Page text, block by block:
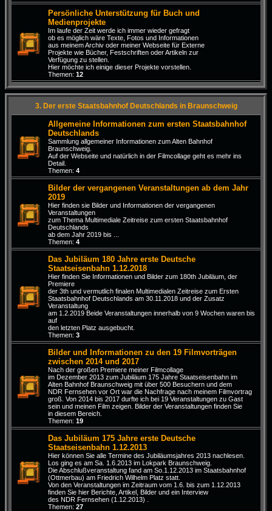
Persönliche Unterstützung für Buch und
Medienprojekte
Im laufe der Zeit werde ich immer wieder gefragt
ob es möglich wäre Texte, Fotos und Informationen
aus meinem Archiv oder meiner Webseite für Externe
Projekte wie Bücher, Festschriften oder Artikeln zur
Verfügung zu stellen.
Hier möchte ich einige dieser Projekte vorstellen.
Themen: 12
3. Der erste Staatsbahnhof Deutschlands in Braunschweig
Allgemeine Informationen zum ersten Staatsbahnhof
Deutschlands
Sammlung allgemeiner Informationen zum Alten Bahnhof
Braunschweig.
Auf der Webseite und natürlich in der Filmcollage geht es mehr ins
Detail.
Themen: 4
Bilder der vergangenen Veranstaltungen ab dem Jahr
2019
Hier finden sie Bilder und Informationen der vergangenen
Veranstaltungen
zum Thema Multimediale Zeitreise zum ersten Staatsbahnhof
Deutschlands
ab dem Jahr 2019 bis ...
Themen: 4
Das Jubiläum 180 Jahre erste Deutsche
Staatseisenbahn 1.12.2018
Hier finden Sie Informationen und Bilder zum 180th Jubiläum, der
Premiere
der 3th und vermutlich finalen Multimedialen Zeitreise zum Ersten
Staatsbahnhof Deutschlands am 30.11.2018 und der Zusatz
Veranstaltung
am 1.2.2019 Beide Veranstaltungen innerhalb von 9 Wochen waren bis
auf
den letzten Platz ausgebucht.
Themen: 3
Bilder und Informationen zu den 19 Filmvorträgen
zwischen 2014 und 2017
Nach der großen Premiere meiner Filmcollage
im Dezember 2013 zum Jubiläum 175 Jahre Staatseisenbahn im
Alten Bahnhof Braunschweig mit über 500 Besuchern und dem
NDR Fernsehen vor Ort war die Nachfrage nach meinem Filmvortrag
groß. Von 2014 bis 2017 durfte ich bei 19 Veranstaltungen zu Gast
sein und meinen Film zeigen. Bilder der Veranstaltungen finden Sie
in diesem Bereich.
Themen: 19
Das Jubiläum 175 Jahre erste Deutsche
Staatseisenbahn 1.12.2013
Hier können Sie alle Termine des Jubiläumsjahres 2013 nachlesen.
Los ging es am Sa. 1.6.2013 im Lokpark Braunschweig.
Die Abschlußveranstaltung fand am So.1.12.2013 im Staatsbahnhof
(Ottmerbau) am Friedrich Wilhelm Platz statt.
Von den Veranstaltungen im Zeitraum vom 1.6. bis zum 1.12.2013
finden Sie hier Berichte, Artikel, Bilder und ein Interview
des NDR Fernsehen (1.12.2013) .
Themen: 27